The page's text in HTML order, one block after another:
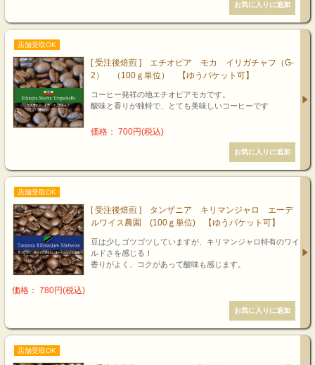
店舗受取OK
[ 受注後焙煎 ] エチオピア モカ イリガチャフ（G-
2） （100ｇ単位） 【ゆうパケット可】
コーヒー発祥の地エチオピアモカです。
酸味と香りが独特で、とても美味しいコーヒーです
価格： 700円(税込)
店舗受取OK
[ 受注後焙煎 ] タンザニア キリマンジャロ エーデ
ルワイス農園 (100ｇ単位) 【ゆうパケット可】
豆は少しゴツゴツしていますが、キリマンジャロ特有のワイ
ルドさを感じる！
香りがよく、コクがあって酸味も感じます。
価格： 780円(税込)
店舗受取OK